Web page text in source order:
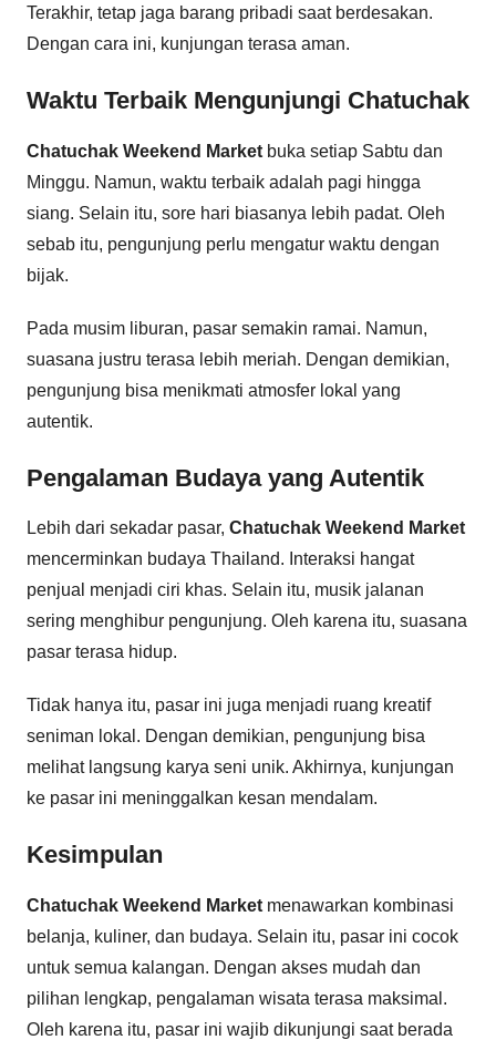
Terakhir, tetap jaga barang pribadi saat berdesakan.
Dengan cara ini, kunjungan terasa aman.
Waktu Terbaik Mengunjungi Chatuchak
Chatuchak Weekend Market buka setiap Sabtu dan
Minggu. Namun, waktu terbaik adalah pagi hingga
siang. Selain itu, sore hari biasanya lebih padat. Oleh
sebab itu, pengunjung perlu mengatur waktu dengan
bijak.
Pada musim liburan, pasar semakin ramai. Namun,
suasana justru terasa lebih meriah. Dengan demikian,
pengunjung bisa menikmati atmosfer lokal yang
autentik.
Pengalaman Budaya yang Autentik
Lebih dari sekadar pasar, Chatuchak Weekend Market
mencerminkan budaya Thailand. Interaksi hangat
penjual menjadi ciri khas. Selain itu, musik jalanan
sering menghibur pengunjung. Oleh karena itu, suasana
pasar terasa hidup.
Tidak hanya itu, pasar ini juga menjadi ruang kreatif
seniman lokal. Dengan demikian, pengunjung bisa
melihat langsung karya seni unik. Akhirnya, kunjungan
ke pasar ini meninggalkan kesan mendalam.
Kesimpulan
Chatuchak Weekend Market menawarkan kombinasi
belanja, kuliner, dan budaya. Selain itu, pasar ini cocok
untuk semua kalangan. Dengan akses mudah dan
pilihan lengkap, pengalaman wisata terasa maksimal.
Oleh karena itu, pasar ini wajib dikunjungi saat berada